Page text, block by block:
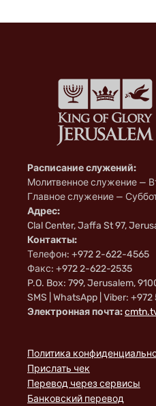
Расписание служений:
Молитвенное служение —
Главное служение —
Адрес:
Clal Center, Jaffa St 97,
Контакты:
Телефон: +972 2-622-4565
Факс: +972 2-622-2535
P.O. Box: 799, Jerusalem,
SMS | WhatsApp | Viber:
Электронная почта:
Политика
Прислать чек
Перевод через сервисы
Банковский перевод